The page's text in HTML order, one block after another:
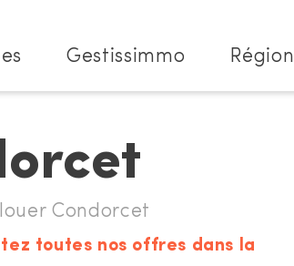
Gestissimmo Région
Condorcet
toutes nos offres dans la